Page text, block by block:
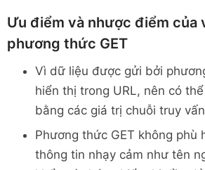
Ưu điểm và nhược điểm của
phương thức GET
Vì dữ liệu được gửi bởi
hiển thị trong URL, nên có
bằng các giá trị chuỗi truy
Phương thức GET không phù
thông tin nhạy cảm như tên